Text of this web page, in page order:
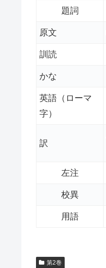
題詞
原文
訓読
かな
英語（ローマ
字）
訳
左注
校異
用語
第2巻